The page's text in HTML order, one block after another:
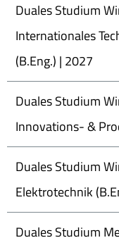
Duales Studium
Internationales
(B.Eng.) | 2027
Duales Studium
Innovations- &
Duales Studium
Elektrotechnik
Duales Studium